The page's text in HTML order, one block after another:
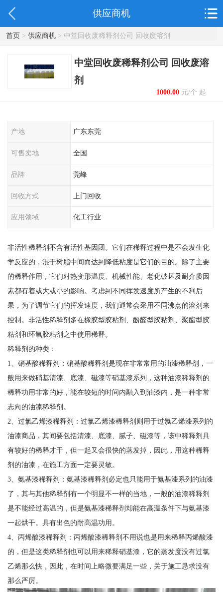
供应商机
首页> 供应商机> 中堂回收废稀释剂公司 回收废溶剂
中堂回收废稀释剂公司 回收废溶
剂
1000.00元/个 起
产地 广东东莞
可售卖地 全国
品牌 莞峰
回收方式 上门回收
应用领域 化工行业
非活性稀释剂不含有活性基因团。它们在稀释过程中是不会发生化
学反应的，混于树脂中间而达到降低粘度是它们的目的。除了主要
的稀释作用，它们对热变形温度、机械性能、老化破坏及耐介质因
素都有着或大或小的影响。考虑到不同挥发速度所产生的不利后
果，为了调节它们的挥发速度，我们通常会采用不同沸点的溶剂来
控制。非活性稀释剂多在橡胶型胶粘剂、酚醛型胶粘剂、聚酯型胶
粘剂和环氧胶粘剂之中使用稀释。
稀释剂的种类：
1、硝基酸稀释剂：硝基酸稀释剂是现在非常常用的油漆稀释剂，一
般用来做硝基清漆、底漆、磁漆等硝基漆系列，这种油漆稀释剂的
稀释功用非常的好，能在较短的时间内融入到油漆内，是一种非常
志向的油漆稀释剂。
2、过氯乙烯漆稀释剂：过氯乙烯漆稀释剂则用于过氯乙烯漆系列的
油漆商品，其间要包括清漆、底漆、腻子、磁漆等，该中稀释剂具
有较好的稀释才干，但一起又会很快的蒸发掉，因此，用这种稀释
剂的油漆，在施工方面一定要灵敏。
3、氨基漆稀释剂：氨基漆稀释剂必定也只能用于氨基漆系列的油漆
了，其与其他稀释剂有一个明显不一样的当地，一般的油漆稀释剂
是不能经过高温的，但是氨基漆稀释剂却能在高温条件下与氨基漆
一起烘干。具有出色的耐高温功用。
4、丙烯酸漆稀释剂：丙烯酸漆稀释剂不用说也是用来稀释丙烯酸漆
的，但是这类稀释剂也可以用来稀释硝基漆，它的蒸发度没有过氯
乙烯那么快，因此，在时间上略微要满足一些，关于施工恳求没有
那么严厉。